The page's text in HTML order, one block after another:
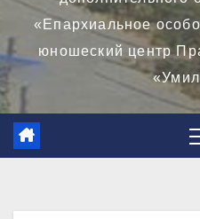
«Епархиальное
юношеский центр